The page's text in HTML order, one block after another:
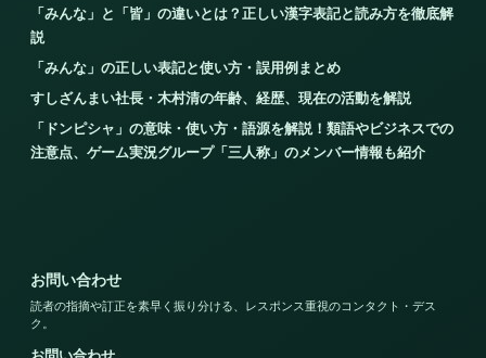
「みんな」と「皆」の違いとは？正しい漢字表記と読み方を徹底解
説
「みんな」の正しい表記と使い方・誤用例まとめ
すしざんまい社長・木村清の年齢、経歴、現在の活動を解説
「ドンピシャ」の意味・使い方・語源を解説！類語やビジネスでの
注意点、ゲーム実況グループ「三人称」のメンバー情報も紹介
お問い合わせ
読者の指摘や訂正を素早く振り分ける、レスポンス重視のコンタクト・デス
ク。